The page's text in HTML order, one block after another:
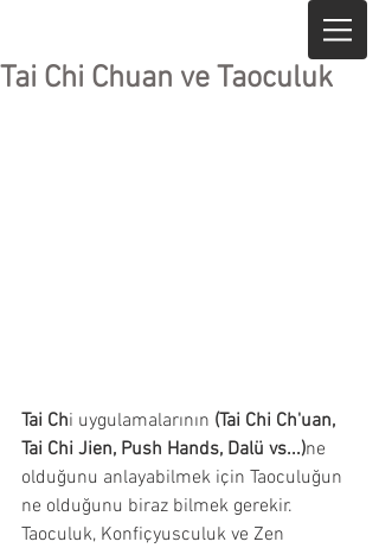
Tai Chi Chuan ve Taoculuk
Tai Chi uygulamalarının (Tai Chi Ch'uan,
Tai Chi Jien, Push Hands, Dalü vs...)ne
olduğunu anlayabilmek için Taoculuğun
ne olduğunu biraz bilmek gerekir.
Taoculuk, Konfiçyusculuk ve Zen